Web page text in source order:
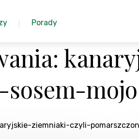
Porady
mojo
ziemniaki-czyli-